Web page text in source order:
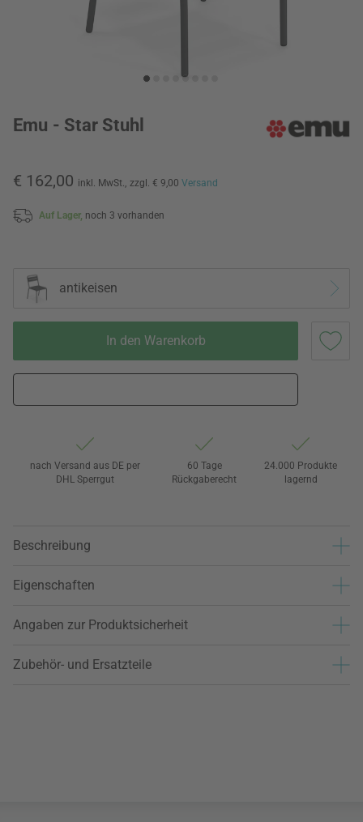
Emu - Star Stuhl
€ 162,00 inkl. MwSt., zzgl. € 9,00 Versand
Auf Lager, noch 3 vorhanden
antikeisen
In den Warenkorb
nach Versand aus DE per
DHL Sperrgut
60 Tage
Rückgaberecht
24.000 Produkte
lagernd
Beschreibung
Eigenschaften
Angaben zur Produktsicherheit
Zubehör- und Ersatzteile